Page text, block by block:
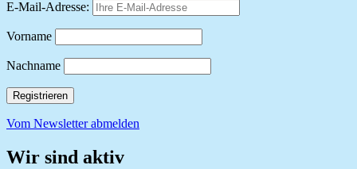
E-Mail-Adresse:
Vorname
Nachname
Vom Newsletter abmelden
Wir sind aktiv